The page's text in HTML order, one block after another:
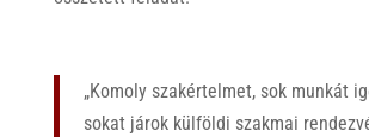
„Komoly szakértelmet, sok munkát
sokat járok külföldi szakmai